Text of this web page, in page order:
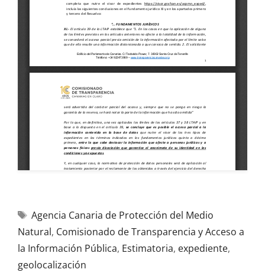
Agencia Canaria de Protección del Medio
Natural, Comisionado de Transparencia y Acceso a
la Información Pública, Estimatoria, expediente,
geolocalización